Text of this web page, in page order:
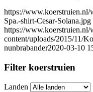
https://www.koerstruien.nl/
Spa.-shirt-Cesar-Solana.jpg
https://www.koerstruien.nl/
content/uploads/2015/11/
nunbrabander2020-03-10
Filter koerstruien
Landen